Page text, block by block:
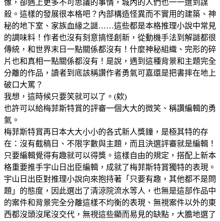
像，卻遇上更多不可思議的事情，城內的人們也一一遭到謀
殺。這樣的發展很本格吧？內部構造怪異而不實用的建築、神
秘的地下室、家族血緣之謎……這些都是本格推理小說中常見
的調味料！作者也沒有刻意搞怪創新，從動機手法到解謎都很
傳統，和世界末日一點關係都沒有！什麼神秘組織、完形的碎
片也和真相一點關係都沒有！是說，遇到這種背景和主題完全
分離的作品，讀者到底該稱讚作者勇氣可嘉還是把書摔在地上
破口大罵？
我想，這時候只要笑就可以了。(欸)
也許可以給梅菲斯特賞的評審一個大大的微笑、稱讚編輯的勇
氣。
梅菲斯特賞再日本大大小小的各式新人獎鐘，是極其特的存
在：沒有截稿日、不限字數與主題，而且決選評審就是編輯！
只要編輯覺得有趣就可以得獎。這樣自由的規定，搭配上新本
格重要推手宇山日出臣編輯，成就了梅菲斯特賞獨特的表現。
宇山日出臣對推理小說向來抱持著「只要有趣，其他都不是問
題」的態度，因此選出了清涼院流水等人，也無是這部作品中
的案件和背景完全分離這樣不均衡的表現、無視案件以外的東
西都沒頭沒尾沒交代，無視這些顯而易見的缺點，大膽地選了